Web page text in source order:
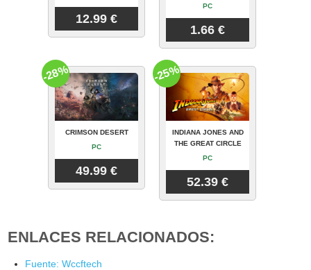
12.99 €
PC
1.66 €
CRIMSON DESERT
PC
49.99 €
-28%
INDIANA JONES AND
THE GREAT CIRCLE
PC
52.39 €
-25%
ENLACES RELACIONADOS:
Fuente: Wccftech